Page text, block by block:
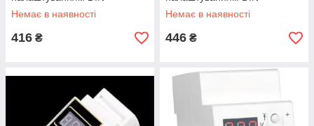
Немає в наявності
416 ₴
Немає в наявності
446 ₴